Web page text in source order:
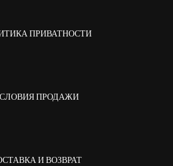
ПРИВАТНОСТИ
ПРОДАЖИ
И ВОЗВРАТ